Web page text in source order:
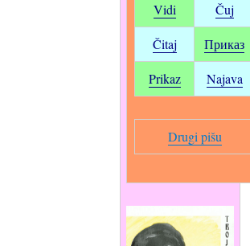
Vidi Čuj
Čitaj Приказ
Prikaz Najava
Drugi pišu